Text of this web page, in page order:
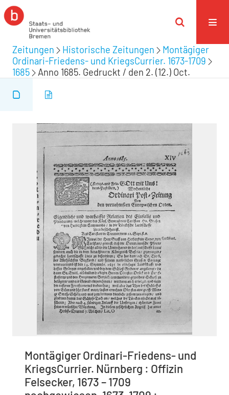
Zeitungen Historische Zeitungen
Montägiger
Ordinari-Friedens- und KriegsCurrier. 1673-1709
1685
Anno 1685. Gedruckt / den 2. (12.) Oct.
Montägiger Ordinari-Friedens- und
KriegsCurrier. Nürnberg : Offizin
Felsecker, 1673 – 1709